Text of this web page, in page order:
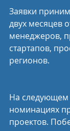
Заявки
двух месяцев
менеджеров,
стартапов,
регионов.
На следующем
номинациях
проектов.